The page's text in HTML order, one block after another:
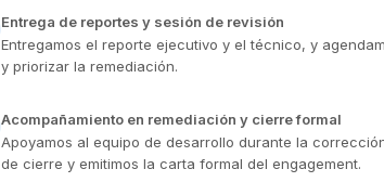
Entrega de reportes y sesión de revisión
Entregamos el reporte ejecutivo y el técnico, y
y priorizar la remediación.
Acompañamiento en remediación y cierre formal
Apoyamos al equipo de desarrollo durante la
de cierre y emitimos la carta formal del engagement.